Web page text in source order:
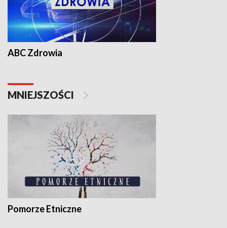
ABC Zdrowia
MNIEJSZOŚCI
Pomorze Etniczne